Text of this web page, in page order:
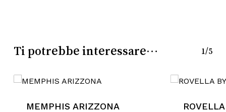
Ti potrebbe interessare… 1/5
MEMPHIS ARIZZONA